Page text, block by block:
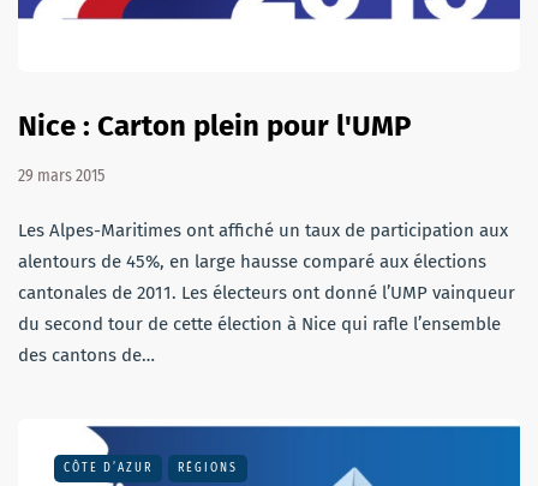
Nice : Carton plein pour l'UMP
29 mars 2015
Les Alpes-Maritimes ont affiché un taux de participation aux
alentours de 45%, en large hausse comparé aux élections
cantonales de 2011. Les électeurs ont donné l’UMP vainqueur
du second tour de cette élection à Nice qui rafle l’ensemble
des cantons de…
CÔTE D’AZUR RÉGIONS